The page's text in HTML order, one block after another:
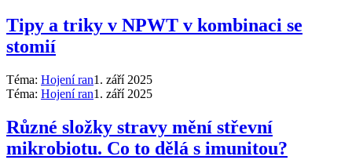
Tipy a triky v NPWT v kombinaci se
stomií
Téma: Hojení ran1. září 2025
Téma: Hojení ran1. září 2025
Různé složky stravy mění střevní
mikrobiotu. Co to dělá s imunitou?